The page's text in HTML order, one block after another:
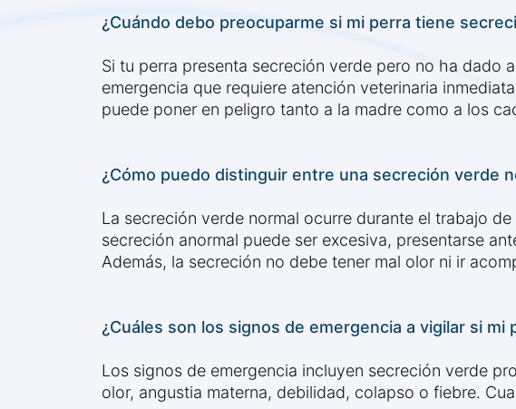
¿Cuándo debo preocuparme si mi perra tiene
Si tu perra presenta secreción verde pero no ha dado
emergencia que requiere atención veterinaria
puede poner en peligro tanto a la madre como a los
¿Cómo puedo distinguir entre una secreción verde
La secreción verde normal ocurre durante el trabajo
secreción anormal puede ser excesiva, presentarse
Además, la secreción no debe tener mal olor ni ir
¿Cuáles son los signos de emergencia a vigilar si
Los signos de emergencia incluyen secreción verde
olor, angustia materna, debilidad, colapso o fiebre.